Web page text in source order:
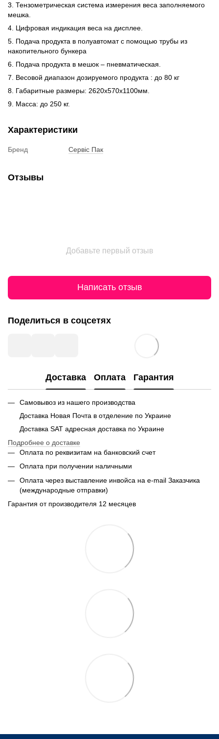
3. Тензометрическая система измерения веса заполняемого
мешка.
4. Цифровая индикация веса на дисплее.
5. Подача продукта в полуавтомат с помощью трубы из
накопительного бункера
6. Подача продукта в мешок – пневматическая.
7. Весовой диапазон дозируемого продукта : до 80 кг
8. Габаритные размеры: 2620х570х1100мм.
9. Масса: до 250 кг.
Характеристики
Бренд Сервіс Пак
Отзывы
Добавьте первый отзыв
Написать отзыв
Поделиться в соцсетях
Доставка Оплата Гарантия
Самовывоз из нашего производства
Доставка Новая Почта в отделение по Украине
Доставка SAT адресная доставка по Украине
Подробнее о доставке
Оплата по реквизитам на банковский счет
Оплата при получении наличными
Оплата через выставление инвойса на e-mail Заказчика
(международные отправки)
Гарантия от производителя 12 месяцев